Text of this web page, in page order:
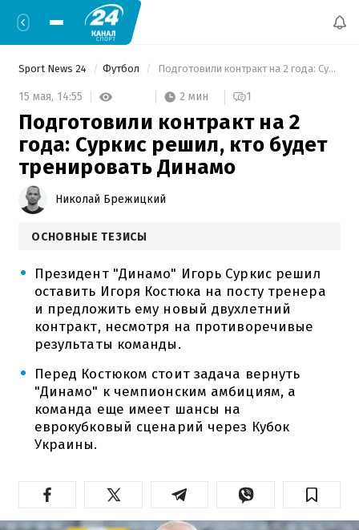
Sport News 24 Футбол Подготовили контракт на 2 года: Суркис решил, кто будет тренировать Динамо
15 мая, 14:55 2 мин 1
Подготовили контракт на 2
года: Суркис решил, кто будет
тренировать Динамо
Николай Брежицкий
ОСНОВНЫЕ ТЕЗИСЫ
Президент "Динамо" Игорь Суркис решил
оставить Игоря Костюка на посту тренера
и предложить ему новый двухлетний
контракт, несмотря на противоречивые
результаты команды.
Перед Костюком стоит задача вернуть
"Динамо" к чемпионским амбициям, а
команда еще имеет шансы на
еврокубковый сценарий через Кубок
Украины.